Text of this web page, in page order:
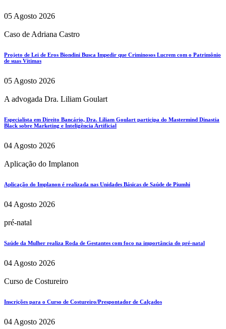
05 Agosto 2026
Caso de Adriana Castro
Projeto de Lei de Eros Biondini Busca Impedir que Criminosos Lucrem com o Patrimônio
de suas Vítimas
05 Agosto 2026
A advogada Dra. Liliam Goulart
Especialista em Direito Bancário, Dra. Liliam Goulart participa do Mastermind Dinastia
Black sobre Marketing e Inteligência Artificial
04 Agosto 2026
Aplicação do Implanon
Aplicação do Implanon é realizada nas Unidades Básicas de Saúde de Piumhi
04 Agosto 2026
pré-natal
Saúde da Mulher realiza Roda de Gestantes com foco na importância do pré-natal
04 Agosto 2026
Curso de Costureiro
Inscrições para o Curso de Costureiro/Prespontador de Calçados
04 Agosto 2026